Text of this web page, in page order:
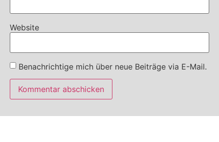
Website
Benachrichtige mich über neue Beiträge via E-Mail.